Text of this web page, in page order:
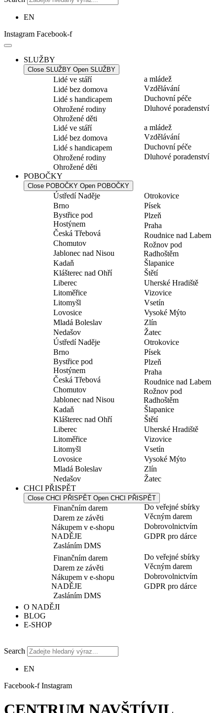
EN
Instagram Facebook-f
SLUŽBY
Close SLUŽBY Open SLUŽBY
Lidé ve stáří
Lidé bez domova
Lidé s handicapem
Ohrožené rodiny
Ohrožené děti
a mládež
Vzdělávání
Duchovní péče
Dluhové poradenství
Lidé ve stáří
Lidé bez domova
Lidé s handicapem
Ohrožené rodiny
Ohrožené děti
a mládež
Vzdělávání
Duchovní péče
Dluhové poradenství
POBOČKY
Close POBOČKY Open POBOČKY
Ústředí Naděje
Brno
Bystřice pod
Hostýnem
Česká Třebová
Chomutov
Jablonec nad Nisou
Kadaň
Klášterec nad Ohří
Liberec
Litoměřice
Litomyšl
Lovosice
Mladá Boleslav
Nedašov
Otrokovice
Písek
Plzeň
Praha
Roudnice nad Labem
Rožnov pod
Radhoštěm
Šlapanice
Štětí
Uherské Hradiště
Vizovice
Vsetín
Vysoké Mýto
Zlín
Žatec
Ústředí Naděje
Brno
Bystřice pod
Hostýnem
Česká Třebová
Chomutov
Jablonec nad Nisou
Kadaň
Klášterec nad Ohří
Liberec
Litoměřice
Litomyšl
Lovosice
Mladá Boleslav
Nedašov
Otrokovice
Písek
Plzeň
Praha
Roudnice nad Labem
Rožnov pod
Radhoštěm
Šlapanice
Štětí
Uherské Hradiště
Vizovice
Vsetín
Vysoké Mýto
Zlín
Žatec
CHCI PŘISPĚT
Close CHCI PŘISPĚT Open CHCI PŘISPĚT
Finančním darem
Darem ze závěti
Nákupem v e-shopu
NADĚJE
Zasláním DMS
Do veřejné sbírky
Věcným darem
Dobrovolnictvím
GDPR pro dárce
Finančním darem
Darem ze závěti
Nákupem v e-shopu
NADĚJE
Zasláním DMS
Do veřejné sbírky
Věcným darem
Dobrovolnictvím
GDPR pro dárce
O NADĚJI
BLOG
E-SHOP
Search
EN
Facebook-f Instagram